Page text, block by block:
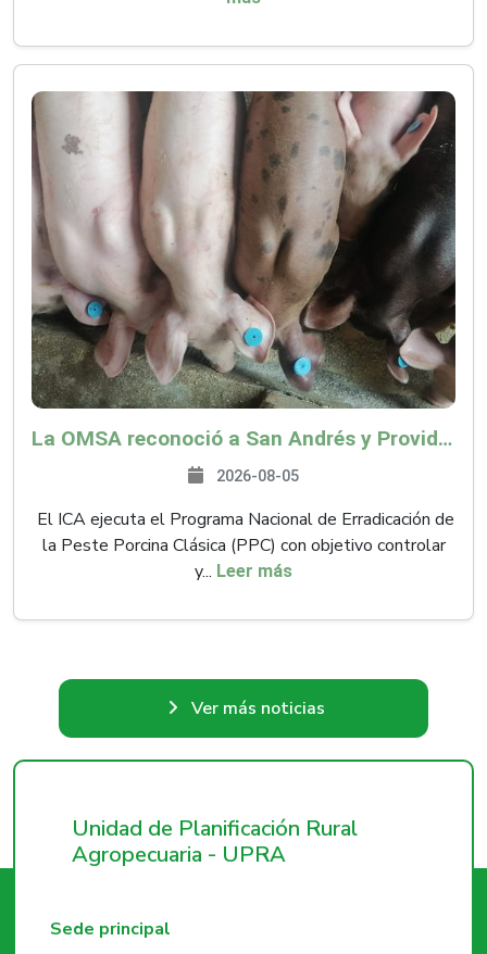
La OMSA reconoció a San Andrés y Providencia como zona libre de Peste Porcina Clásica (PPC)
2026-08-05
El ICA ejecuta el Programa Nacional de Erradicación de
la Peste Porcina Clásica (PPC) con objetivo controlar
y... Leer más
Ver más noticias
Unidad de Planificación Rural
Agropecuaria - UPRA
Sede principal